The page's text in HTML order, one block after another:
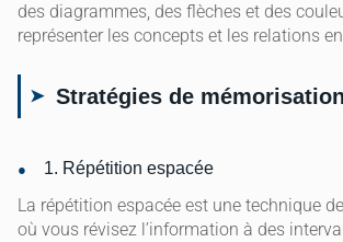
des diagrammes, des flèches et des
représenter les concepts et les relations
Stratégies de mémorisation
1. Répétition espacée
La répétition espacée est une technique
où vous révisez l’information à des